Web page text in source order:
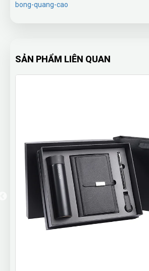
bong-quang-cao
SẢN PHẨM LIÊN QUAN